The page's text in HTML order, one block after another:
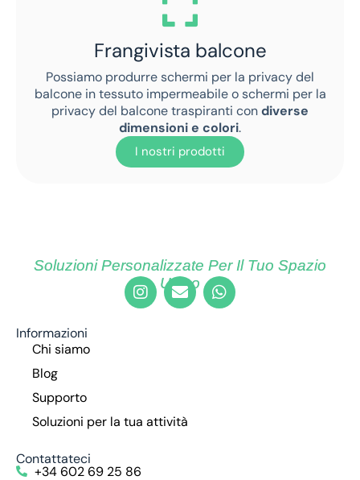
Frangivista balcone
Possiamo produrre schermi per la privacy del
balcone in tessuto impermeabile o schermi per la
privacy del balcone traspiranti condiverse
dimensioni e colori.
I nostri prodotti
Soluzioni Personalizzate Per Il Tuo Spazio
Unico
Informazioni
Chi siamo
Blog
Supporto
Soluzioni per la tua attività
Contattateci
+34 602 69 25 86